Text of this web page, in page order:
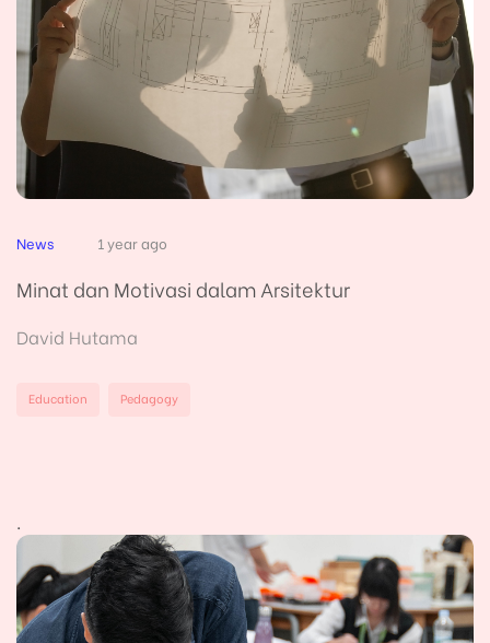
News 1 year ago
Minat dan Motivasi dalam Arsitektur
David Hutama
Education Pedagogy
.